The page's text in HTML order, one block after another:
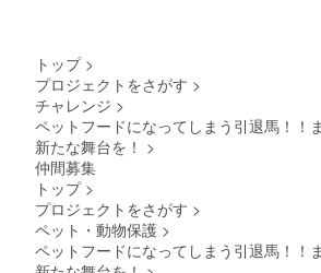
トップ >
プロジェクトをさがす >
チャレンジ >
ペットフードになってしまう引退馬！！
新たな舞台を！ >
仲間募集
トップ >
プロジェクトをさがす >
ペット・動物保護 >
ペットフードになってしまう引退馬！！